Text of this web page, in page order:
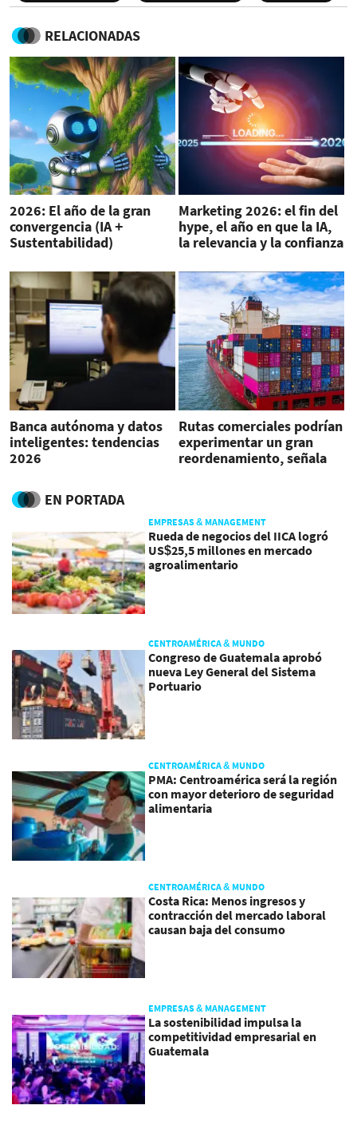
RELACIONADAS
2026: El año de la gran
convergencia (IA +
Sustentabilidad)
Marketing 2026: el fin del
hype, el año en que la IA,
la relevancia y la confianza
Banca autónoma y datos
inteligentes: tendencias
2026
Rutas comerciales podrían
experimentar un gran
reordenamiento, señala
EN PORTADA
EMPRESAS & MANAGEMENT
Rueda de negocios del IICA logró
US$25,5 millones en mercado
agroalimentario
CENTROAMÉRICA & MUNDO
Congreso de Guatemala aprobó
nueva Ley General del Sistema
Portuario
CENTROAMÉRICA & MUNDO
PMA: Centroamérica será la región
con mayor deterioro de seguridad
alimentaria
CENTROAMÉRICA & MUNDO
Costa Rica: Menos ingresos y
contracción del mercado laboral
causan baja del consumo
EMPRESAS & MANAGEMENT
La sostenibilidad impulsa la
competitividad empresarial en
Guatemala